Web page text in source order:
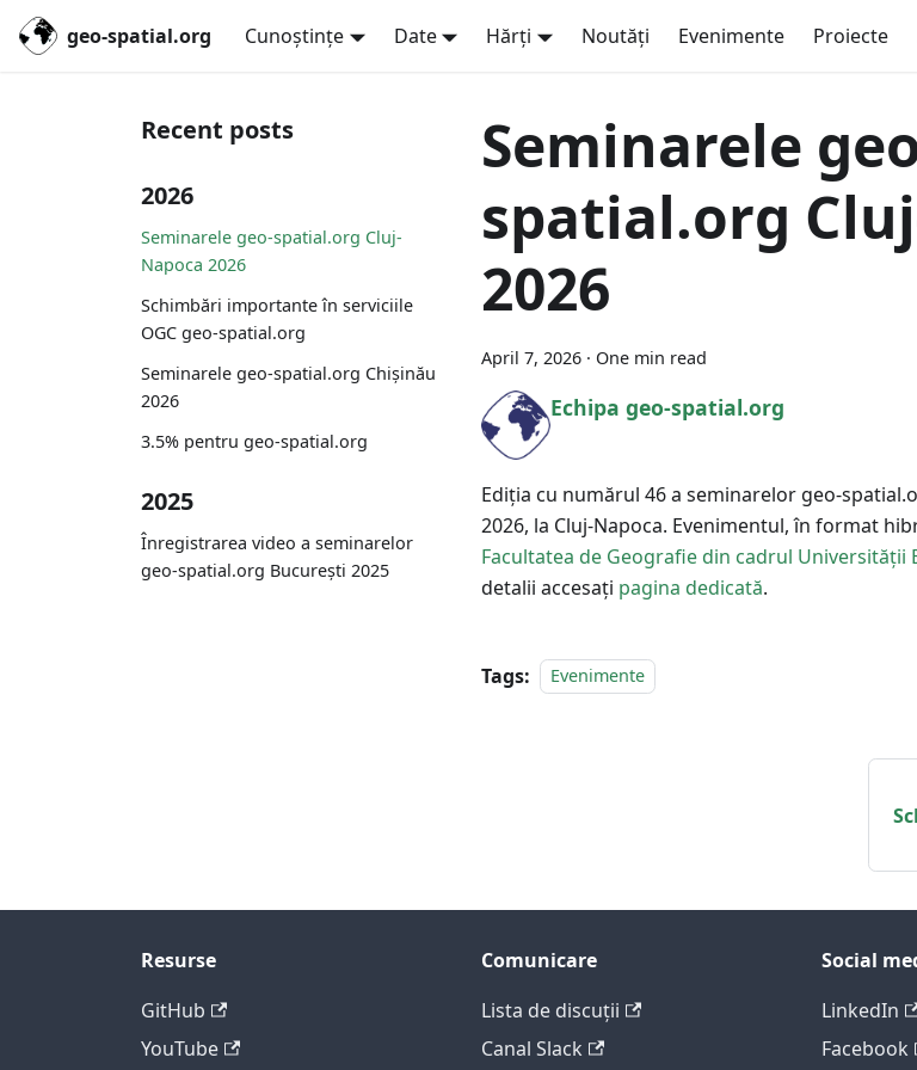
geo-spatial.org Cunoștințe Date Hărți Noutăți Evenimente Proiecte
Recent posts
2026
Seminarele geo-spatial.org Cluj-
Napoca 2026
Schimbări importante în serviciile
OGC geo-spatial.org
Seminarele geo-spatial.org Chișinău
2026
3.5% pentru geo-spatial.org
2025
Înregistrarea video a seminarelor
geo-spatial.org București 2025
Seminarele
spatial.org
2026
April 7, 2026 · One min read
Echipa geo-spatial.org
Ediția cu numărul 46 a seminarelor geo-
2026, la Cluj-Napoca. Evenimentul, în format
Facultatea de Geografie din cadrul Universității
detalii accesați pagina dedicată.
Tags: Evenimente
Resurse
GitHub
YouTube
Comunicare
Lista de discuții
Canal Slack
Social
LinkedIn
Facebook